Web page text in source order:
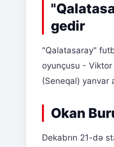
gedir
"Qalatasaray"
oyunçusu - Viktor
(Seneqal) yanvar
Okan
Dekabrın 21-də